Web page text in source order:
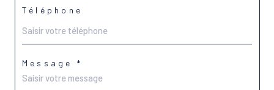
Téléphone
Message *